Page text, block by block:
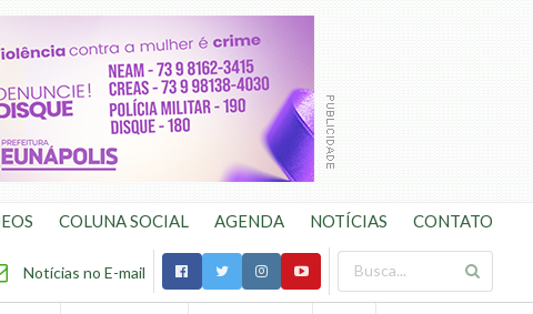
COLUNA SOCIAL AGENDA NOTÍCIAS CONTATO
Notícias no E-mail